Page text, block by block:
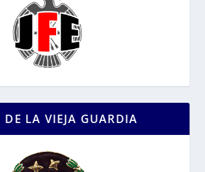
LA VIEJA GUARDIA